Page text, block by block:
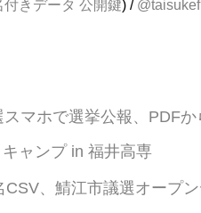
付きデータ 公開鍵) / @taisukef
マホで選挙公報、PDF
ャンプ in 福井高専
CSV、鯖江市議選オープ